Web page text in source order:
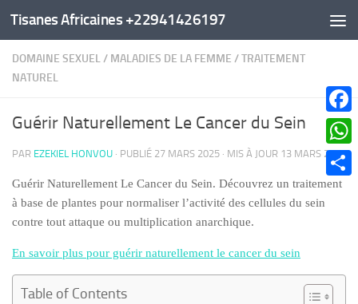
Au dessous du contenu
Tisanes Africaines +22941426197
DOMAINE SEXUEL/ MALADIES DE LA FEMME /TRAITEMENT
NATUREL
Guérir Naturellement Le Cancer du Sein
PAR EZEKIEL HONVOU · PUBLIÉ 27 MARS 2025 · MIS À JOUR 13 MARS 2026
Guérir Naturellement Le Cancer du Sein. Découvrez un traitement
à base de plantes pour normaliser l’activité des cellules du sein
contre tout attaque ou multiplication anarchique.
En savoir plus pour guérir naturellement le cancer du sein
Table of Contents